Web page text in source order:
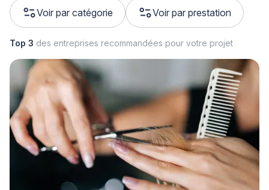
Voir par catégorie Voir par prestation
Top 3 des entreprises recommandées pour votre projet